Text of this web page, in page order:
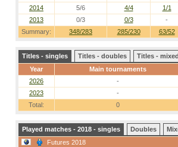
Summary: 348/283 285/230 63/52
2014
5/6 4/4
1/1
2013
0/3 0/3 -
Titles - singles Titles - doubles
Titles -
Year
Main tournaments
2026
-
2023
-
Total:
0
Played matches - 2018 - singles Doubles
Futures 2018